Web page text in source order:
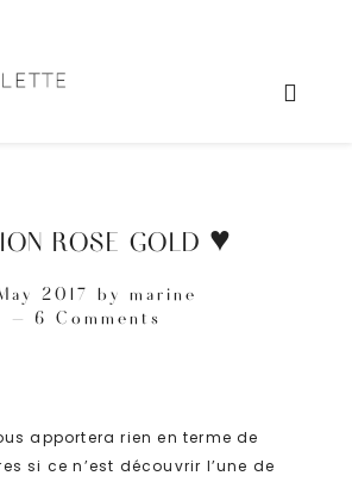
ROSE GOLD ♥
2017 by marine
6 Comments
apportera rien en terme de
si ce n’est découvrir l’une de